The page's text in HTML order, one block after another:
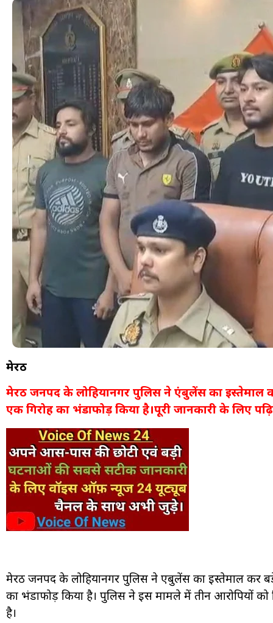
मेरठ
मेरठ जनपद के लोहियानगर पुलिस ने एंबुलेंस का इस्तेमाल
एक गिरोह का भंडाफोड़ किया है।पूरी जानकारी के लिए
मेरठ जनपद के लोहियानगर पुलिस ने एंबुलेंस का इस्तेमाल कर
का भंडाफोड़ किया है। पुलिस ने इस मामले में तीन आरोपियों
है।